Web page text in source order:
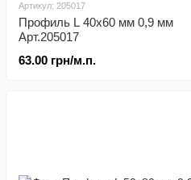
Артикул: 205017
Профиль L 40x60 мм 0,9 мм
Арт.205017
63.00 грн/м.п.